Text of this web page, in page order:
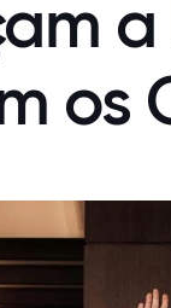
os